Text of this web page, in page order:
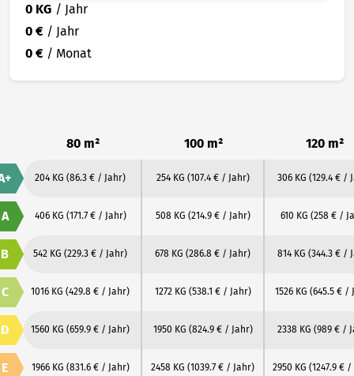
0 KG / Jahr
0 € / Jahr
0 € / Monat
80 m² 100 m² 120 m²
204 KG (86.3 € / Jahr) 254 KG (107.4 € / Jahr) 306 KG (129.4 € /
A 406 KG (171.7 € / Jahr) 508 KG (214.9 € / Jahr) 610 KG (258 € /
B 542 KG (229.3 € / Jahr) 678 KG (286.8 € / Jahr) 814 KG (344.3 € /
C 1016 KG (429.8 € / Jahr) 1272 KG (538.1 € / Jahr) 1526 KG (645.5 € /
D 1560 KG (659.9 € / Jahr) 1950 KG (824.9 € / Jahr) 2338 KG (989 € /
E 1966 KG (831.6 € / Jahr) 2458 KG (1039.7 € / Jahr) 2950 KG (1247.9 €